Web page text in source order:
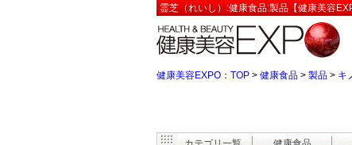
霊芝（れいし）:健康食品:製品【健康美容
健康美容EXPO：TOP > 健康食品 > 製品 > キ